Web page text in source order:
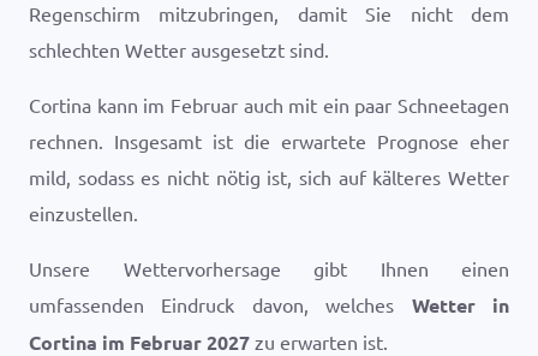
Regenschirm mitzubringen, damit Sie nicht dem
schlechten Wetter ausgesetzt sind.
Cortina kann im Februar auch mit ein paar Schneetagen
rechnen. Insgesamt ist die erwartete Prognose eher
mild, sodass es nicht nötig ist, sich auf kälteres Wetter
einzustellen.
Unsere Wettervorhersage gibt Ihnen einen
umfassenden Eindruck davon, welches Wetter in
Cortina im Februar 2027 zu erwarten ist.